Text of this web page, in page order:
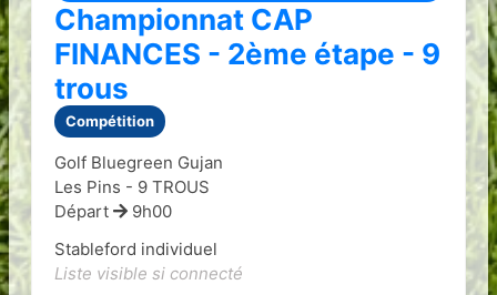
Championnat CAP
FINANCES - 2ème étape - 9
trous
Compétition
Golf Bluegreen Gujan
Les Pins - 9 TROUS
Départ
9h00
Stableford individuel
Liste visible si connecté